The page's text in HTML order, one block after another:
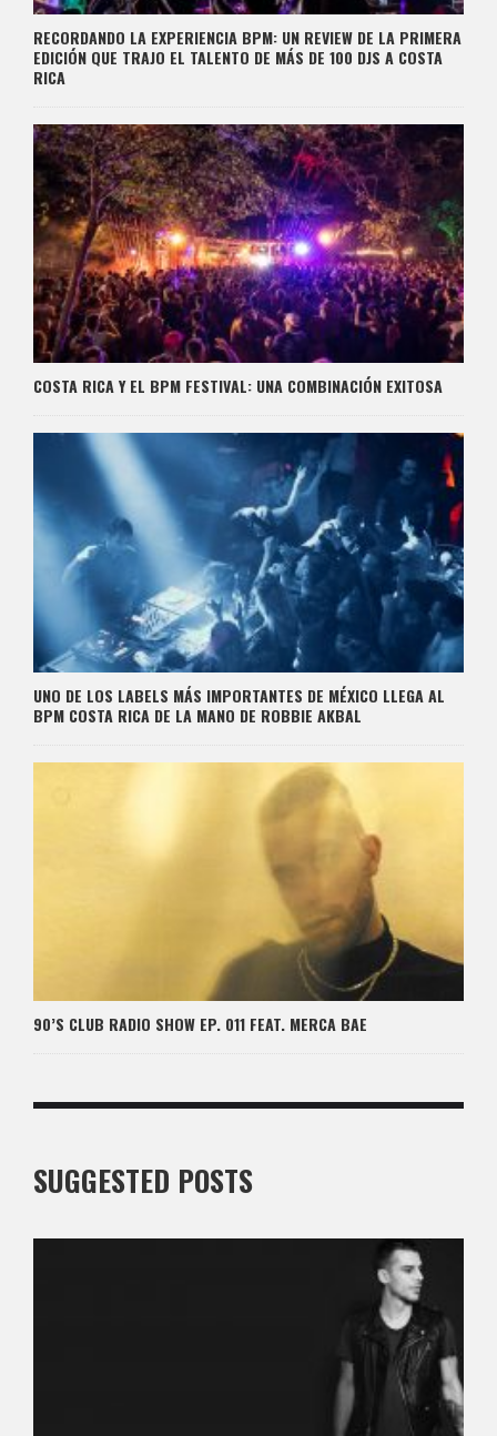
RECORDANDO LA EXPERIENCIA BPM: UN REVIEW DE LA PRIMERA
EDICIÓN QUE TRAJO EL TALENTO DE MÁS DE 100 DJS A COSTA
RICA
COSTA RICA Y EL BPM FESTIVAL: UNA COMBINACIÓN EXITOSA
UNO DE LOS LABELS MÁS IMPORTANTES DE MÉXICO LLEGA AL
BPM COSTA RICA DE LA MANO DE ROBBIE AKBAL
90’S CLUB RADIO SHOW EP. 011 FEAT. MERCA BAE
SUGGESTED POSTS